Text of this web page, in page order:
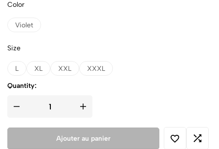
Color
Violet
Size
L XL XXL XXXL
Quantity:
Ajouter au panier